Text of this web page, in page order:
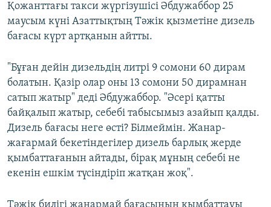
Қожанттағы такси жүргізушісі Әбдужаббор 25
маусым күні Азаттықтың Тәжік қызметіне дизель
бағасы күрт артқанын айтты.
"Бұған дейін дизельдің литрі 9 сомони 60 дирам
болатын. Қазір олар оны 13 сомони 50 дирамнан
сатып жатыр" деді Әбдужаббор. "Әсері қатты
байқалып жатыр, себебі табысымыз азайып қалды.
Дизель бағасы неге өсті? Білмеймін. Жанар-
жағармай бекетіндегілер дизель барлық жерде
қымбаттағанын айтады, бірақ мұның себебі не
екенін ешкім түсіндіріп жатқан жоқ".